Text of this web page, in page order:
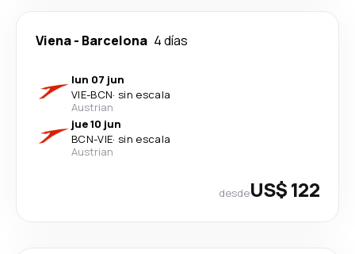
Viena- Barcelona 4 días
lun 07 jun
VIE-BCN· sin escala
Austrian
jue 10 jun
BCN-VIE· sin escala
Austrian
desdeUS$ 122